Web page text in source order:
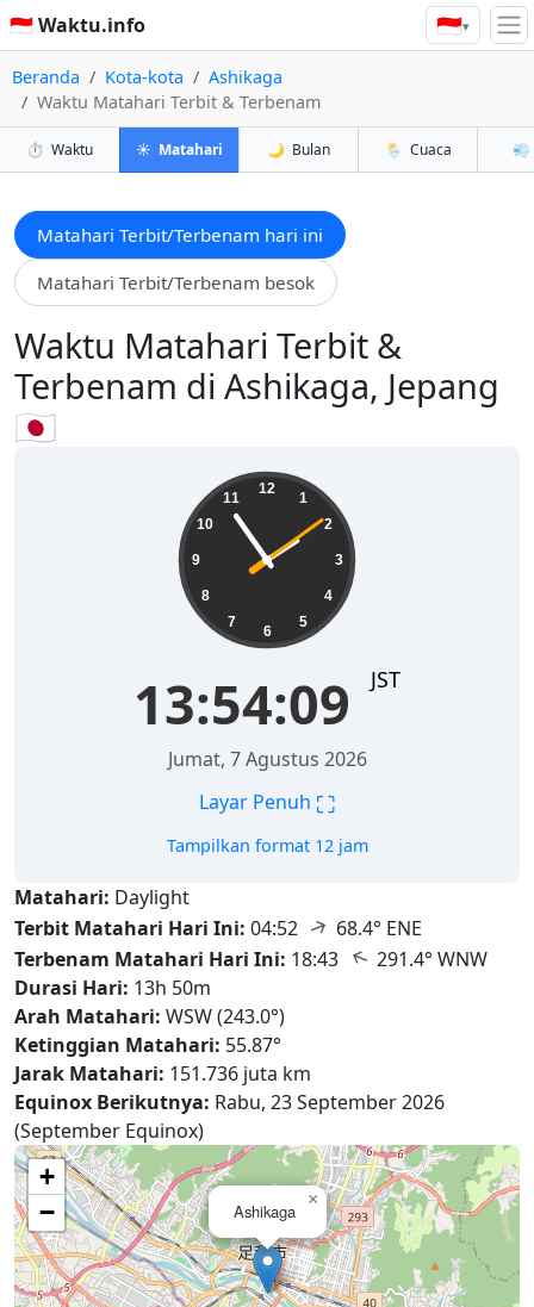
🇮🇩 Waktu.info 🇮🇩▾
Beranda Kota-kota
Ashikaga
Waktu Matahari Terbit & Terbenam
⏱️ Waktu ☀️ Matahari 🌙 Bulan 🌦️ Cuaca 💨
Matahari Terbit/Terbenam hari ini
Matahari Terbit/Terbenam besok
Waktu Matahari Terbit &
Terbenam di Ashikaga, Jepang
🇯🇵
12
1
2
3
4
5
6
7
8
9
10
11
13:54:10 JST
Jumat, 7 Agustus 2026
Layar Penuh ⛶
Tampilkan format 12 jam
Matahari: Daylight
Terbit Matahari Hari Ini: 04:52 ↑ 68.4° ENE
Terbenam Matahari Hari Ini: 18:43 ↑ 291.4° WNW
Durasi Hari: 13h 50m
Arah Matahari: WSW (243.0°)
Ketinggian Matahari: 55.87°
Jarak Matahari: 151.736 juta km
Equinox Berikutnya: Rabu, 23 September 2026
(September Equinox)
Ashikaga
×
+
−